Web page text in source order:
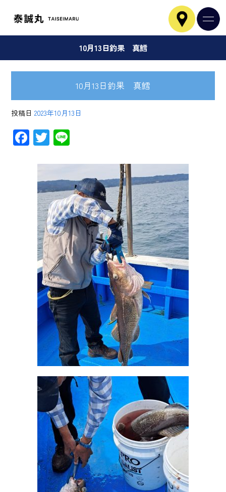
10月13日釣果 真鱈
10月13日釣果 真鱈
投稿日 2023年10月13日
F
e
b
o
ok
T
tt
er